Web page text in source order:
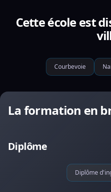
Cette école est
Courbevoie
La formation en
Diplôme
Diplôme